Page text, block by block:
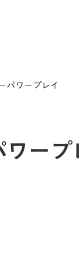
パワープレイ
ープ